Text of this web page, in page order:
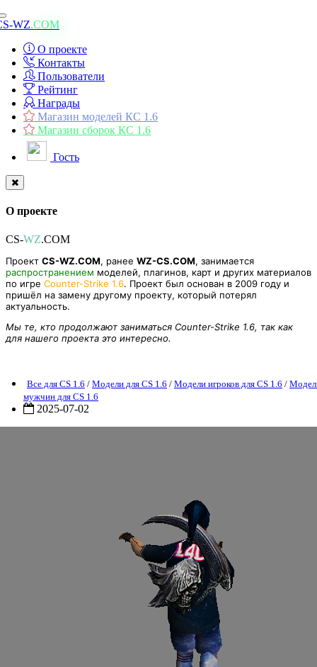
Toggle
navigation
WZ.COM
О проекте
Контакты
Пользователи
Рейтинг
Награды
Магазин моделей КС 1.6
Магазин сборок КС 1.6
Гость
О проекте
CS-WZ.COM
Проект CS-WZ.COM, ранее WZ-CS.COM, занимается
распространением моделей, плагинов, карт и других материалов
по игре Counter-Strike 1.6. Проект был основан в 2009 году и
пришёл на замену другому проекту, который потерял
актуальность.
Мы те, кто продолжают заниматься Counter-Strike 1.6, так как
для нашего проекта это интересно.
Все для CS 1.6 / Модели для CS 1.6 / Модели игроков для CS 1.6 /
мужчин для CS 1.6
2025-07-02